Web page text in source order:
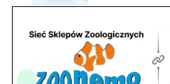
Z Życia Sklepu
rośliny akwariowe
Nowy Dwór
Upały wracają!
z matami